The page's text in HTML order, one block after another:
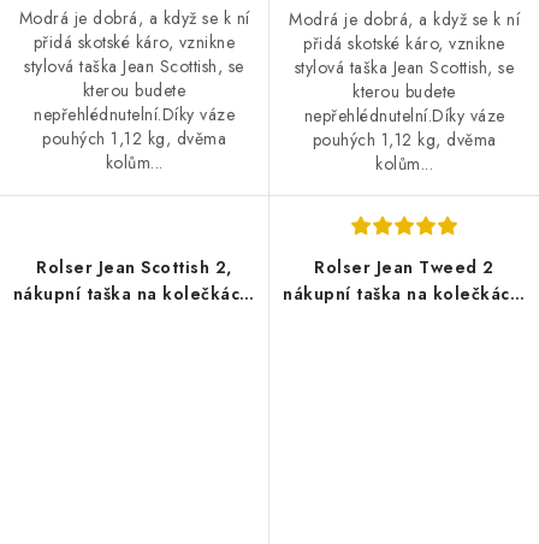
Modrá je dobrá, a když se k ní
přidá skotské káro, vznikne
stylová taška Jean Scottish, se
kterou budete
nepřehlédnutelní.Díky váze
pouhých 1,12 kg, dvěma
kolům...
Modrá je dobrá, a když se k ní
přidá skotské káro, vznikne
stylová taška Jean Scottish, se
kterou budete
nepřehlédnutelní.Díky váze
pouhých 1,12 kg, dvěma
kolům...
Rolser Jean Scottish 2,
nákupní taška na kolečkách,
Rolser Jean Tweed 2
nákupní taška na kolečkách,